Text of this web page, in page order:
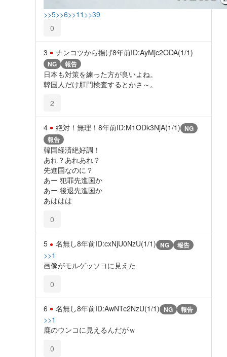
>>5>>6>>11 >>39
0
3 ナンコツから揚げ8年前ID:AyMjc2ODA(1/1)
NG 報告
日本も対策を練った方が良いよね。
韓国人だけ肛門検査するとかさ～。
2
4 絶対！無理！ 8年前ID:M1ODk3NjA(1/1) NG
報告
韓国経済絶好調！
あれ？あれあれ？
先進国なのに？
あー 犯罪先進国か
あー 後退先進国か
あははは
0
5 名無し8年前ID:cxNjU0NzU(1/1) NG 報告
>>1
画像がモルゲッソヨに見えた
0
6 名無し8年前ID:AwNTc2NzU(1/1) NG 報告
>>1
鹿のウンコに見えるんだがｗ
0